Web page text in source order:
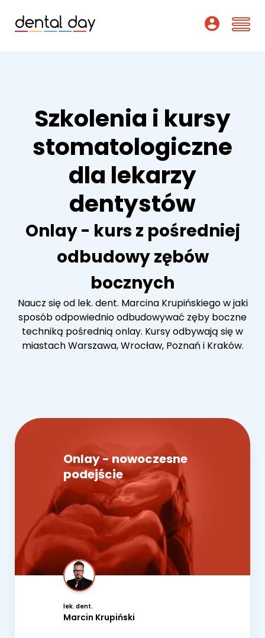
Wykładowcy
O nas
Dofinansowania
Podcast
Szkolenia i kursy
stomatologiczne
dla lekarzy
dentystów
Onlay - kurs z pośredniej
odbudowy zębów
bocznych
Naucz się od lek. dent. Marcina Krupińskiego w jaki
sposób odpowiednio odbudowywać zęby boczne
techniką pośrednią onlay. Kursy odbywają się w
miastach Warszawa, Wrocław, Poznań i Kraków.
Onlay - nowoczesne
podejście
lek. dent.
Marcin Krupiński